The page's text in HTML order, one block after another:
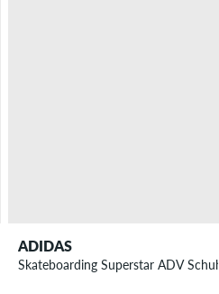
Association Lowkey Schuh
ADIDAS
Skateboarding Superstar ADV Schuh